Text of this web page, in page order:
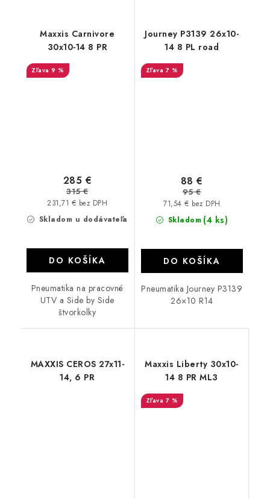
Maxxis Carnivore
30x10-14 8 PR
9 %
Skladom u dodávateľa
231,71 € bez DPH
285 €
315 €
DO KOŠÍKA
Pneumatika na pracovné
UTV a Side by Side
štvorkolky
Journey P3139 26x10-
14 8 PL road
7 %
Skladom (4 ks)
71,54 € bez DPH
88 €
95 €
DO KOŠÍKA
Pneumatika Journey P3139
26×10 R14
MAXXIS CEROS 27x11-
14, 6 PR
Maxxis Liberty 30x10-
14 8 PR ML3
7 %